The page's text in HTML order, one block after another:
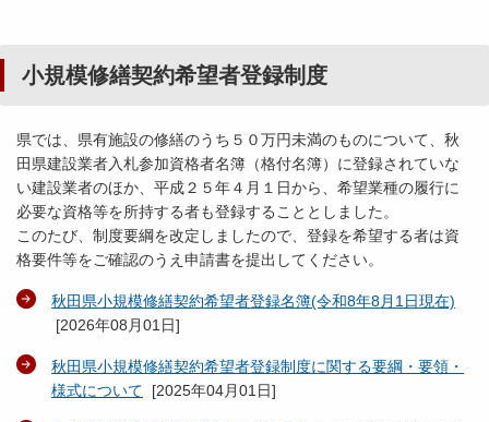
小規模修繕契約希望者登録制度
県では、県有施設の修繕のうち５０万円未満のものについて、秋
田県建設業者入札参加資格者名簿（格付名簿）に登録されていな
い建設業者のほか、平成２５年４月１日から、希望業種の履行に
必要な資格等を所持する者も登録することとしました。
このたび、制度要綱を改定しましたので、登録を希望する者は資
格要件等をご確認のうえ申請書を提出してください。
秋田県小規模修繕契約希望者登録名簿(令和8年8月1日現在)
[2026年08月01日]
秋田県小規模修繕契約希望者登録制度に関する要綱・要領・
様式について [2025年04月01日]